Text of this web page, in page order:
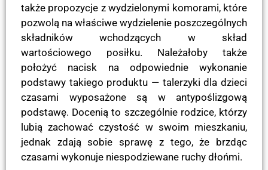
także propozycje z wydzielonymi komorami, które
pozwolą na właściwe wydzielenie poszczególnych
składników wchodzących w skład
wartościowego posiłku. Należałoby także
położyć nacisk na odpowiednie wykonanie
podstawy takiego produktu — talerzyki dla dzieci
czasami wyposażone są w antypoślizgową
podstawę. Docenią to szczególnie rodzice, którzy
lubią zachować czystość w swoim mieszkaniu,
jednak zdają sobie sprawę z tego, że brzdąc
czasami wykonuje niespodziewane ruchy dłońmi.